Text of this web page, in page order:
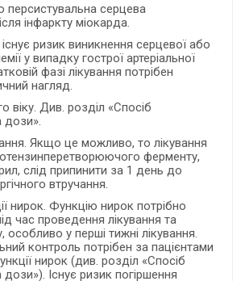
персистувальна серцева
інфаркту міокарда.
ризик виникнення серцевої або
у випадку гострої артеріальної
фазі лікування потрібен
нагляд.
віку. Див. розділ «Спосіб
дози».
Якщо це можливо, то лікування
ферменту,
слід припинити за 1 день до
втручання.
нирок. Функцію нирок потрібно
час проведення лікування та
особливо у перші тижні лікування.
контроль потрібен за пацієнтами
нирок (див. розділ «Спосіб
Існує ризик погіршення